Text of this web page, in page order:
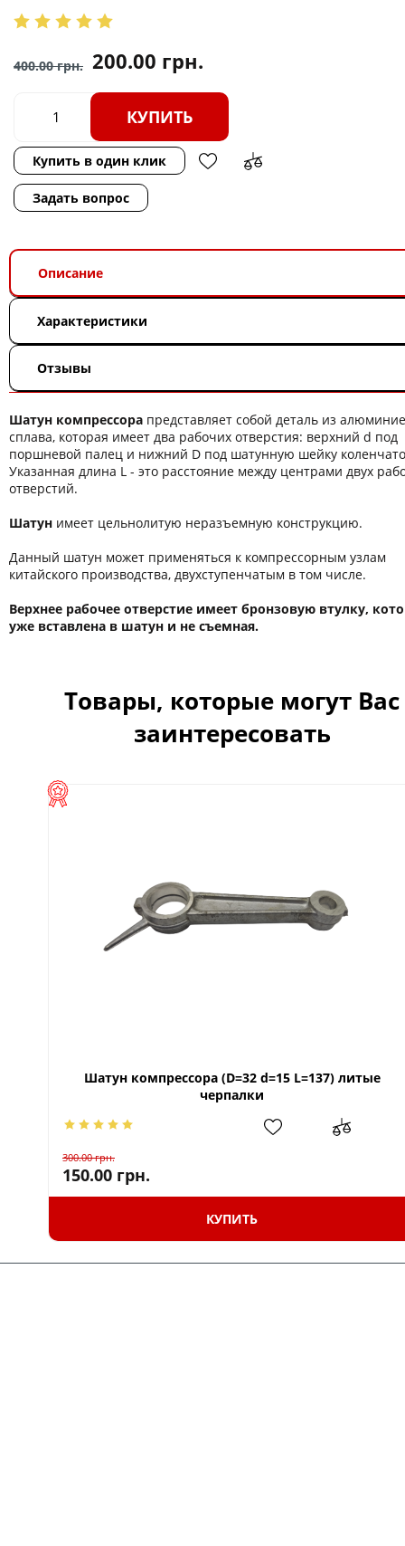
400.00грн. 200.00 грн.
КУПИТЬ
Купить в один клик
Задать вопрос
Описание
Характеристики
Отзывы
Шатун компрессора представляет собой деталь из
сплава, которая имеет два рабочих отверстия: верхний d под
поршневой палец и нижний D под шатунную шейку
Указанная длина L - это расстояние между центрами двух
отверстий.
Шатун имеет цельнолитую неразъемную конструкцию.
Данный шатун может применяться к компрессорным узлам
китайского производства, двухступенчатым в том числе.
Верхнее рабочее отверстие имеет бронзовую втулку,
уже вставлена в шатун и не cъемная.
Товары, которые могут Вас
заинтересовать
Шатун компрессора (D=32 d=15 L=137) литые
черпалки
300.00грн.
150.00 грн.
КУПИТЬ